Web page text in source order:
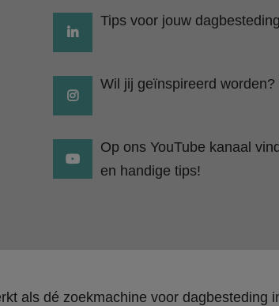
Tips voor jouw
Wil jij geïnspireerd
Op ons YouTube kanaal
en handige tips!
als dé zoekmachine voor dagbesteding